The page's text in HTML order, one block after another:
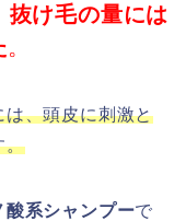
抜け毛の量には
。
、頭皮に刺激と
。
酸系シャンプーで